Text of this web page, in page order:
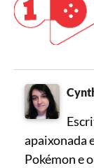
apaixonada
Pokémon e